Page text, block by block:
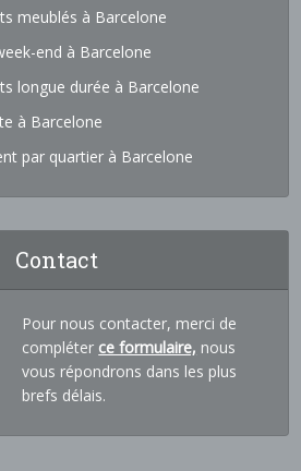
meublés à Barcelone
end à Barcelone
longue durée à Barcelone
à Barcelone
par quartier à Barcelone
Contact
Pour nous contacter, merci de
compléter ce formulaire, nous
vous répondrons dans les plus
brefs délais.